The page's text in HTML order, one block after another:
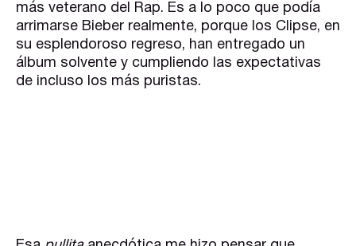
más veterano del Rap. Es a lo poco que podía
arrimarse Bieber realmente, porque los Clipse, en
su esplendoroso regreso, han entregado un
álbum solvente y cumpliendo las expectativas
de incluso los más puristas.